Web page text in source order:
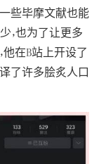
些毕摩文献也能
，也为了让更多
他在B站上开设了
了许多脍炙人口